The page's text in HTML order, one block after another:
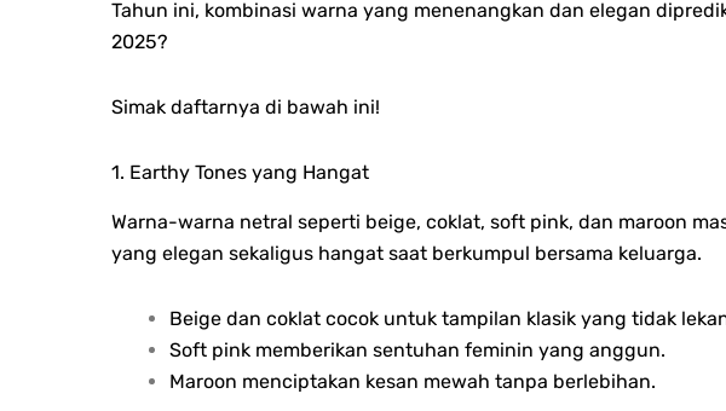
Tahun ini, kombinasi warna yang menenangkan dan elegan
2025?
Simak daftarnya di bawah ini!
1. Earthy Tones yang Hangat
Warna-warna netral seperti beige, coklat, soft pink, dan maroon
yang elegan sekaligus hangat saat berkumpul bersama keluarga.
Beige dan coklat cocok untuk tampilan klasik yang tidak
Soft pink memberikan sentuhan feminin yang anggun.
Maroon menciptakan kesan mewah tanpa berlebihan.